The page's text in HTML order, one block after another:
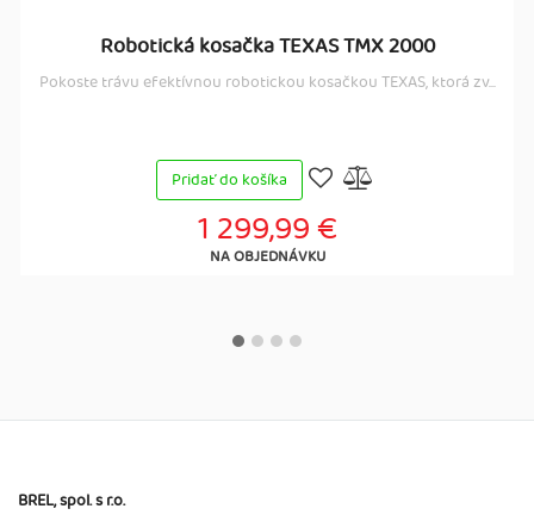
Robotická kosačka TEXAS TMX 2000
Pokoste trávu efektívnou robotickou kosačkou TEXAS, ktorá zv...
Pridať do košíka
1 299,99 €
NA OBJEDNÁVKU
BREL, spol. s r.o.